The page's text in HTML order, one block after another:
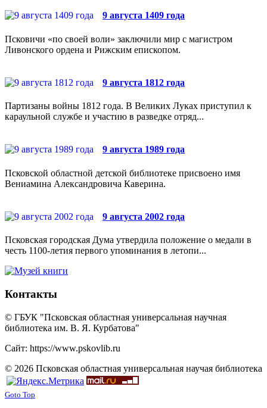
9 августа 1409 года
Псковичи «по своей воли» заключили мир с магистром
Ливонского ордена и Рижским епископом.
9 августа 1812 года
Партизаны войны 1812 года. В Великих Луках приступил к
караульной службе и участию в разведке отряд...
9 августа 1989 года
Псковской областной детской библиотеке присвоено имя
Вениамина Александровича Каверина.
9 августа 2002 года
Псковская городская Дума утвердила положение о медали в
честь 1100-летия первого упоминания в летопи...
Контакты
© ГБУК "Псковская областная универсальная научная
библиотека им. В. Я. Курбатова"
Сайт: https://www.pskovlib.ru
© 2026 Псковская областная универсальная научая библиотека
Goto Top